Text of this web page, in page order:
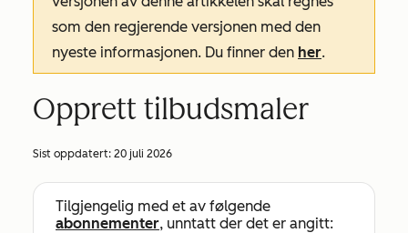
som den regjerende versjonen med den
nyeste informasjonen. Du finner den her.
Opprett tilbudsmaler
Sist oppdatert: 20 juli 2026
Tilgjengelig med et av følgende
abonnementer, unntatt der det er angitt: